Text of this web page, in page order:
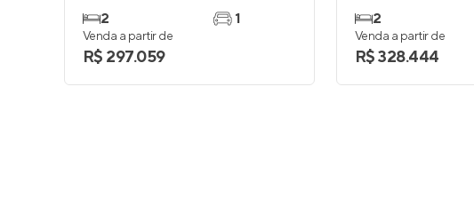
2
1
Venda a partir de
R$ 297.059
2
Venda a partir de
R$ 328.444